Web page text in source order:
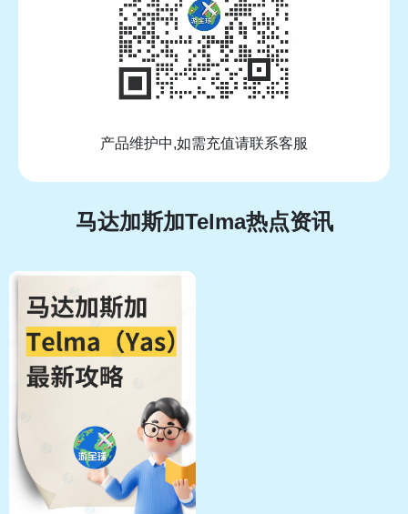
产品维护中,如需充值请联系客服
马达加斯加Telma热点资讯